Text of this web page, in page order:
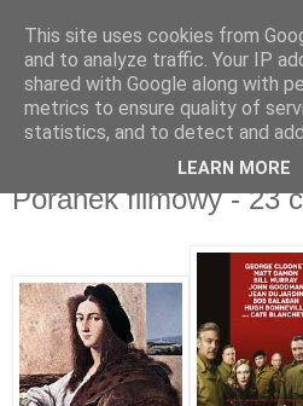
UTW Łomianki
Poranek filmowy - 23
This site uses cookies from
and to analyze traffic. Your IP
shared with Google along with
metrics to ensure quality of
statistics, and to detect and
LEARN MORE